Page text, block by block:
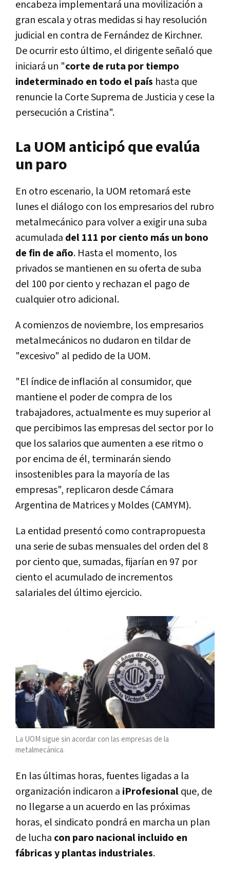
encabeza implementará una movilización a
gran escala y otras medidas si hay resolución
judicial en contra de Fernández de Kirchner.
De ocurrir esto último, el dirigente señaló que
iniciará un "corte de ruta por tiempo
indeterminado en todo el país hasta que
renuncie la Corte Suprema de Justicia y cese la
persecución a Cristina".
La UOM anticipó que evalúa
un paro
En otro escenario, la UOM retomará este
lunes el diálogo con los empresarios del rubro
metalmecánico para volver a exigir una suba
acumulada del 111 por ciento más un bono
de fin de año. Hasta el momento, los
privados se mantienen en su oferta de suba
del 100 por ciento y rechazan el pago de
cualquier otro adicional.
A comienzos de noviembre, los empresarios
metalmecánicos no dudaron en tildar de
"excesivo" al pedido de la UOM.
"El índice de inflación al consumidor, que
mantiene el poder de compra de los
trabajadores, actualmente es muy superior al
que percibimos las empresas del sector por lo
que los salarios que aumenten a ese ritmo o
por encima de él, terminarán siendo
insostenibles para la mayoría de las
empresas", replicaron desde Cámara
Argentina de Matrices y Moldes (CAMYM).
La entidad presentó como contrapropuesta
una serie de subas mensuales del orden del 8
por ciento que, sumadas, fijarían en 97 por
ciento el acumulado de incrementos
salariales del último ejercicio.
La UOM sigue sin acordar con las empresas de la
metalmecánica.
En las últimas horas, fuentes ligadas a la
organización indicaron a iProfesionalque, de
no llegarse a un acuerdo en las próximas
horas, el sindicato pondrá en marcha un plan
de lucha con paro nacional incluido en
fábricas y plantas industriales.